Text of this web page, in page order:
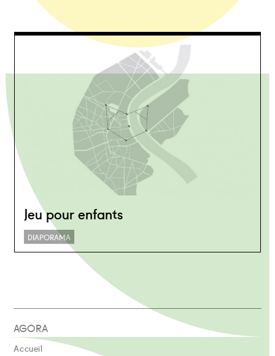
Jeu pour enfants
DIAPORAMA
AGORA
Accueil